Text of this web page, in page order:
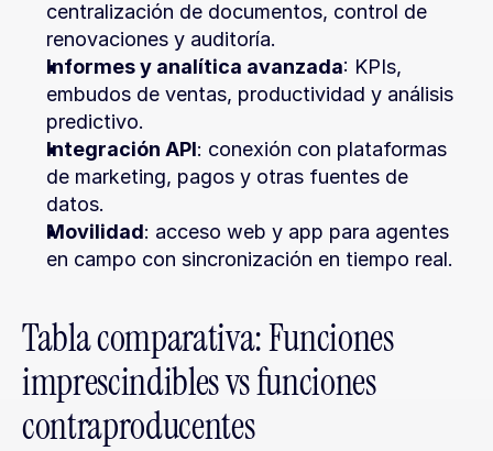
centralización de documentos, control de
renovaciones y auditoría.
Informes y analítica avanzada: KPIs,
embudos de ventas, productividad y análisis
predictivo.
Integración API: conexión con plataformas
de marketing, pagos y otras fuentes de
datos.
Movilidad: acceso web y app para agentes
en campo con sincronización en tiempo real.
Tabla comparativa: Funciones
imprescindibles vs funciones
contraproducentes